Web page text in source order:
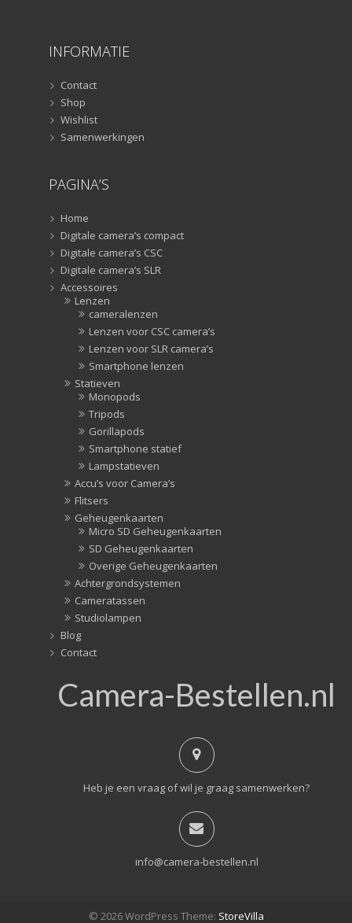
INFORMATIE
Contact
Shop
Wishlist
Samenwerkingen
PAGINA’S
Home
Digitale camera’s compact
Digitale camera’s CSC
Digitale camera’s SLR
Accessoires
Lenzen
cameralenzen
Lenzen voor CSC camera’s
Lenzen voor SLR camera’s
Smartphone lenzen
Statieven
Monopods
Tripods
Gorillapods
Smartphone statief
Lampstatieven
Accu’s voor Camera’s
Flitsers
Geheugenkaarten
Micro SD Geheugenkaarten
SD Geheugenkaarten
Overige Geheugenkaarten
Achtergrondsystemen
Cameratassen
Studiolampen
Blog
Contact
Camera-Bestellen.nl
Heb je een vraag of wil je graag samenwerken?
info@camera-bestellen.nl
© 2026 WordPress Theme: StoreVilla